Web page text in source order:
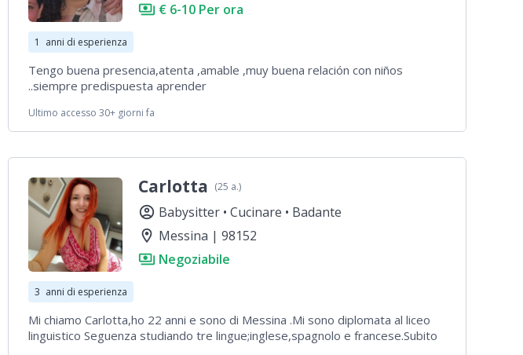
payments € 6-10 Per ora
1 anni di esperienza
Tengo buena presencia,atenta ,amable ,muy buena relación con niños
..siempre predispuesta aprender
Ultimo accesso 30+ giorni fa
Carlotta (25 a.)
account_circle Babysitter • Cucinare • Badante
location_on Messina | 98152
payments Negoziabile
3 anni di esperienza
Mi chiamo Carlotta,ho 22 anni e sono di Messina .Mi sono diplomata al liceo
linguistico Seguenza studiando tre lingue;inglese,spagnolo e francese.Subito